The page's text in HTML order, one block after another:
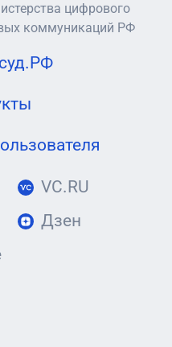
цифрового
коммуникаций РФ
VC.RU
Дзен